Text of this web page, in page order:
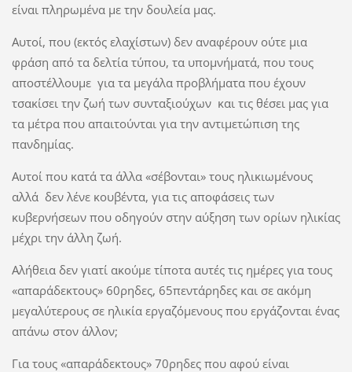
είναι πληρωμένα με την δουλεία μας.
Αυτοί, που (εκτός ελαχίστων) δεν αναφέρουν ούτε μια
φράση από τα δελτία τύπου, τα υπομνήματά, που τους
αποστέλλουμε για τα μεγάλα προβλήματα που έχουν
τσακίσει την ζωή των συνταξιούχων και τις θέσει μας για
τα μέτρα που απαιτούνται για την αντιμετώπιση της
πανδημίας.
Αυτοί που κατά τα άλλα «σέβονται» τους ηλικιωμένους
αλλά δεν λένε κουβέντα, για τις αποφάσεις των
κυβερνήσεων που οδηγούν στην αύξηση των ορίων ηλικίας
μέχρι την άλλη ζωή.
Αλήθεια δεν γιατί ακούμε τίποτα αυτές τις ημέρες για τους
«απαράδεκτους» 60ρηδες, 65πεντάρηδες και σε ακόμη
μεγαλύτερους σε ηλικία εργαζόμενους που εργάζονται ένας
απάνω στον άλλον;
Για τους «απαράδεκτους» 70ρηδες που αφού είναι